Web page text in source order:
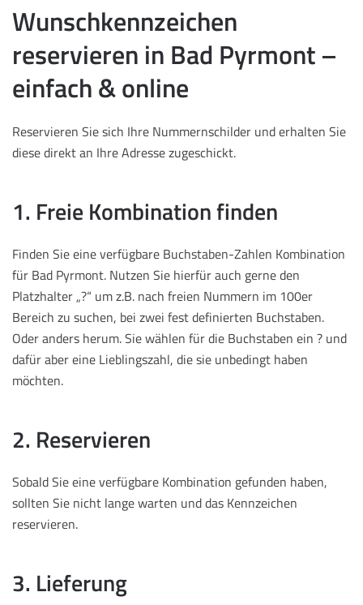
Wunschkennzeichen
reservieren in Bad Pyrmont –
einfach & online
Reservieren Sie sich Ihre Nummernschilder und erhalten Sie
diese direkt an Ihre Adresse zugeschickt.
1. Freie Kombination finden
Finden Sie eine verfügbare Buchstaben-Zahlen Kombination
für Bad Pyrmont. Nutzen Sie hierfür auch gerne den
Platzhalter „?“ um z.B. nach freien Nummern im 100er
Bereich zu suchen, bei zwei fest definierten Buchstaben.
Oder anders herum. Sie wählen für die Buchstaben ein ? und
dafür aber eine Lieblingszahl, die sie unbedingt haben
möchten.
2. Reservieren
Sobald Sie eine verfügbare Kombination gefunden haben,
sollten Sie nicht lange warten und das Kennzeichen
reservieren.
3. Lieferung